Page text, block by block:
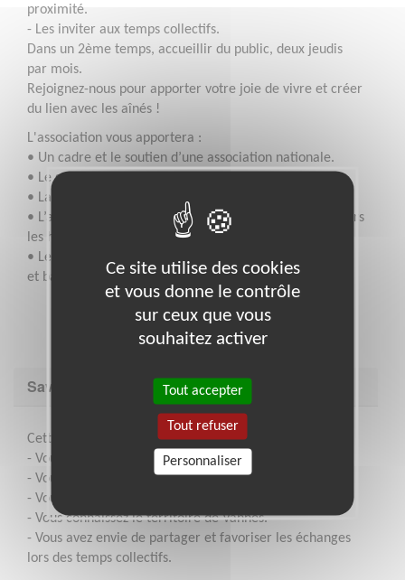
proximité.
- Les inviter aux temps collectifs.
Dans un 2ème temps, accueillir du public, deux jeudis
par mois.
Rejoignez-nous pour apporter votre joie de vivre et créer
du lien avec les aînés !
L'association vous apportera :
• Un cadre et le soutien d’une association nationale.
• Le soutien et un accompagnement par un salarié.
• La participation à nous réunion d’équipe.
• L’appropriation de méthode et des outils pour aller vers
les habitants.
• Le soutien des partenaires relais, notamment le CCAS
et bailleur social.
Savoir être & compétences
Cette mission vous correspond car :
- Vous avez un contact facile avec les personnes âgées.
- Vous êtes à l’écoute des personnes âgées.
- Vous êtes pédagogue et attentif aux personnes.
- Vous connaissez le territoire de Vannes.
- Vous avez envie de partager et favoriser les échanges
lors des temps collectifs.
Ce site utilise des cookies
et vous donne le contrôle
sur ceux que vous
souhaitez activer
Tout accepter
Tout refuser
Personnaliser